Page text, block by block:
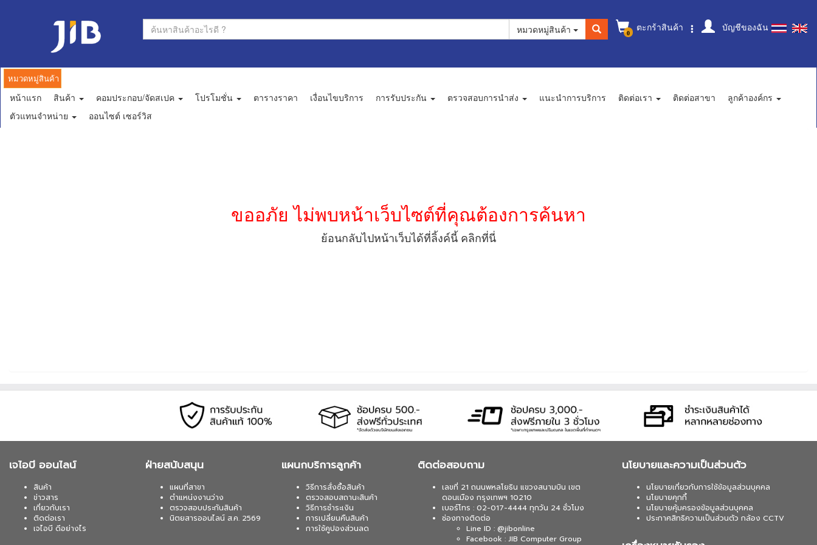
0 ตะกร้าสินค้า บัญชีของฉัน
หมวดหมู่สินค้า
หมวดหมู่สินค้า
หน้าแรก สินค้า คอมประกอบ/จัดสเปค โปรโมชั่น ตารางราคา เงื่อนไขบริการ การรับประกัน ตรวจสอบการนำส่ง แนะนำการบริการ ติดต่อเรา ติดต่อสาขา
ลูกค้าองค์กร
ตัวแทนจำหน่าย
ออนไซต์ เซอร์วิส
ขออภัย ไม่พบหน้าเว็บไซต์ที่คุณต้องการค้นหา
ย้อนกลับไปหน้าเว็บได้ที่ลิ้งค์นี้ คลิกที่นี่
เจไอบี ออนไลน์
สินค้า
ข่าวสาร
เกี่ยวกับเรา
ติดต่อเรา
เจไอบี ดีอย่างไร
ฝ่ายสนับสนุน
แผนที่สาขา
ตำแหน่งงานว่าง
ตรวจสอบประกันสินค้า
นิตยสารออนไลน์ ส.ค. 2569
แผนกบริการลูกค้า
วิธีการสั่งซื้อสินค้า
ตรวจสอบสถานะสินค้า
วิธีการชำระเงิน
การเปลี่ยนคืนสินค้า
การใช้คูปองส่วนลด
ติดต่อสอบถาม
เลขที่ 21 ถนนพหลโยธิน แขวงสนามบิน เขต
ดอนเมือง กรุงเทพฯ 10210
เบอร์โทร : 02-017-4444 ทุกวัน 24 ชั่วโมง
ช่องทางติดต่อ
Line ID : @jibonline
Facebook : JIB Computer Group
นโยบายและความเป็นส่วนตัว
นโยบายเกี่ยวกับการใช้ข้อมูลส่วนบุคคล
นโยบายคุกกี้
นโยบายคุ้มครองข้อมูลส่วนบุคคล
ประกาศสิทธิความเป็นส่วนตัว กล้อง CCTV